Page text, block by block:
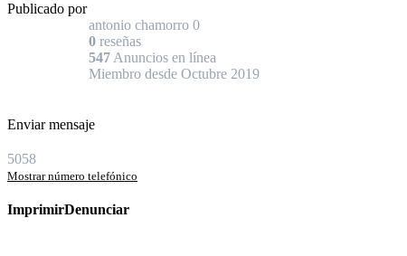
Publicado por
antonio chamorro 0
0 reseñas
547 Anuncios en línea
Miembro desde Octubre 2019
Enviar mensaje
5058
Mostrar número telefónico
ImprimirDenunciar